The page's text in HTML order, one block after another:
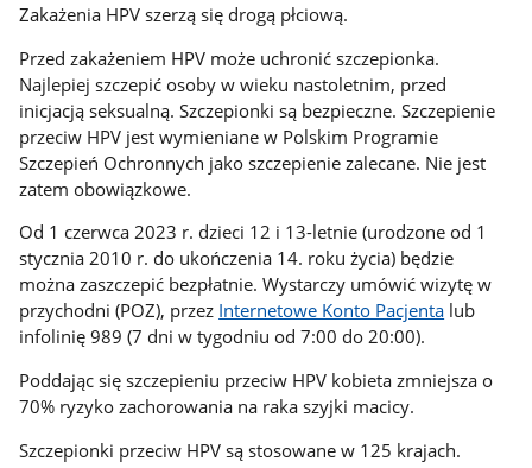
Zakażenia HPV szerzą się drogą płciową.
Przed zakażeniem HPV może uchronić szczepionka.
Najlepiej szczepić osoby w wieku nastoletnim, przed
inicjacją seksualną. Szczepionki są bezpieczne. Szczepienie
przeciw HPV jest wymieniane w Polskim Programie
Szczepień Ochronnych jako szczepienie zalecane. Nie jest
zatem obowiązkowe.
Od 1 czerwca 2023 r. dzieci 12 i 13-letnie (urodzone od 1
stycznia 2010 r. do ukończenia 14. roku życia) będzie
można zaszczepić bezpłatnie. Wystarczy umówić wizytę w
przychodni (POZ), przez Internetowe Konto Pacjenta lub
infolinię 989 (7 dni w tygodniu od 7:00 do 20:00).
Poddając się szczepieniu przeciw HPV kobieta zmniejsza o
70% ryzyko zachorowania na raka szyjki macicy.
Szczepionki przeciw HPV są stosowane w 125 krajach.